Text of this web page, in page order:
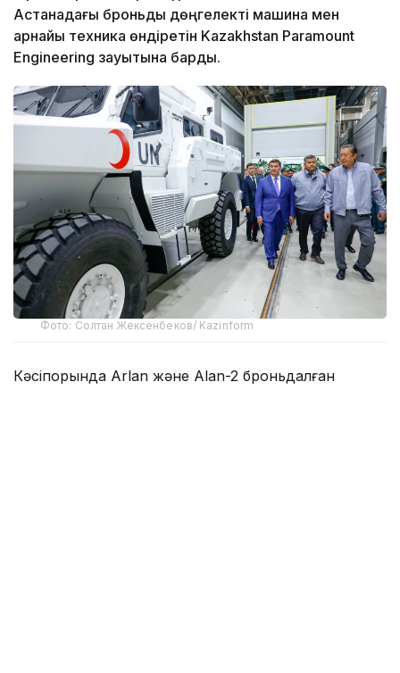
Астанадағы броньды дөңгелекті машина мен
арнайы техника өндіретін Kazakhstan Paramount
Engineering зауытына барды.
Фото: Солтан Жексенбеков/ Kazinform
Кәсіпорында Arlan және Alan-2 броньдалған